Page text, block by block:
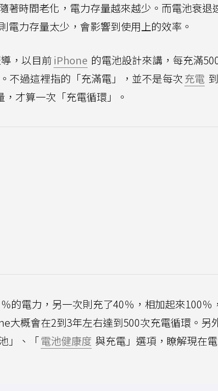
著時間老化，電力存量越來越少。而電池衰退
電力存量太少，會影響到使用上的效率。
，以目前 iPhone 的電池設計來講，每充滿
不過這裡指的「充滿電」，並不是每次充電
才算一次「充電循環」。
的電力，另一次則充了40％，相加起來100％
大概會在2到3年左右達到500次充電循環。另
」、「電池健康度 與充電」選項，瞭解現在